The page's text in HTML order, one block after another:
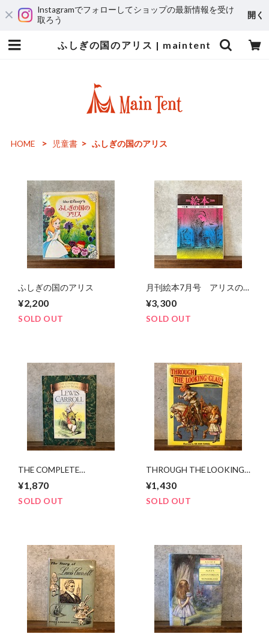
Instagramでフォローしてショップの最新情報を受け
取ろう
開く
ふしぎの国のアリス | maintent
HOME 児童書 ふしぎの国のアリス
ふしぎの国のアリス
¥2,200
SOLD OUT
月刊絵本7月号 アリスの
¥3,300
SOLD OUT
THE COMPLETE
LEWIS CAROL
¥1,870
SOLD OUT
THROUGH THE LOOKING
¥1,430
SOLD OUT